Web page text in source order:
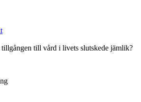
till vård i livets slutskede jämlik?